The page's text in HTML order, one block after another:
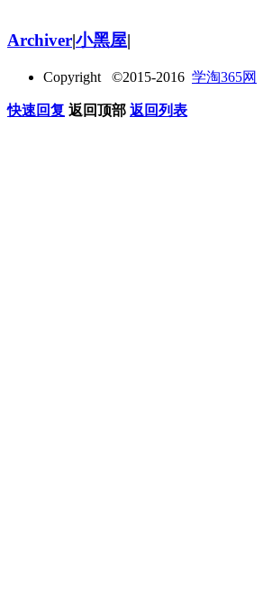
Archiver|小黑屋|
Copyright ©2015-2016 学淘365网
快速回复 返回顶部 返回列表